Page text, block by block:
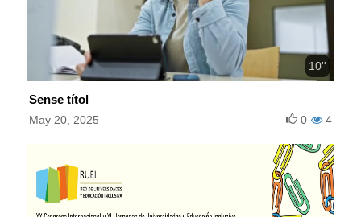
10''
Sense títol
May 20, 2025 4
0